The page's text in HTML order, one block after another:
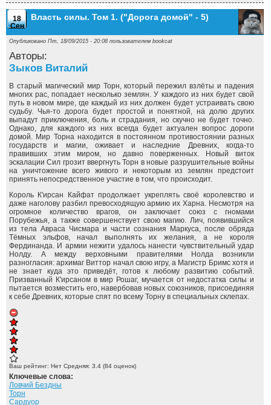
18
Сен
Власть силы. Том 1. ("Дорога домой" - 5)
Опубликовано Пт, 18/09/2015 - 20:08 пользователем bookcat
Авторы:
Зыков Виталий
В старый магический мир Торн, который пережил взлёты и падения
многих рас, попадает несколько землян. У каждого из них будет свой
путь в новом мире, где каждый из них должен будет устраивать свою
судьбу. Чья-то дорога будет простой и понятной, на долю других
выпадут приключения, боль и страдания, но скучно не будет точно.
Однако, для каждого из них всегда будет актуален вопрос дороги
домой. Мир Торна находится в постоянном противостоянии разных
государств и магии, оживает и наследние Древних, когда-то
правивших этим миром, но давно поверженных. Новый виток
эскалации Сил грозит ввергнуть Торн в новые разрушительные войны
на уничтожение всего живого и некоторым из землян предстоит
принять непосредственное участие в том, что происходит.
Король К'ирсан Кайфат продолжает укреплять своё королевство и
даже наголову разбил превосходящую армию их Харна. Несмотря на
огромное количество врагов, он заключает союз с гномами
Порубежья, а также совершенствует свою магию. Лич, появившийся
из тела Авраса Чисмара и части сознания Маркуса, после обряда
Тёмных эльфов, начал выполнять их желания, а не короля
Фердинанда. И армии нежити удалось нанести чувствительный удар
Нолду. А между верховными правителями Нолда возникли
разногласия: архимаг Виттор начал свою игру, а Магистр Бримс хотя и
не знает куда это приведёт, готов к любому развитию событий.
Призванный К'ирсаном в мир Рошаг, мучается от недостатка силы и
пытается возместить его, навербовав новых союзников, присоединяя
к себе Древних, которые спят по всему Торну в специальных склепах.
Ваш рейтинг: Нет Средняя: 3.4 (84 оценок)
Ключевые слова:
Ловчий Бездны
Торн
Сардуор